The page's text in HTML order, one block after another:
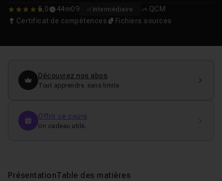
5 5,0 44m09 Intermédiaire
QCM
Certificat de compétences
Fichiers sources
Découvrez nos abos
Tout apprendre, sans limite
Offrir ce cours
Un cadeau utile.
PrésentationTable des matières